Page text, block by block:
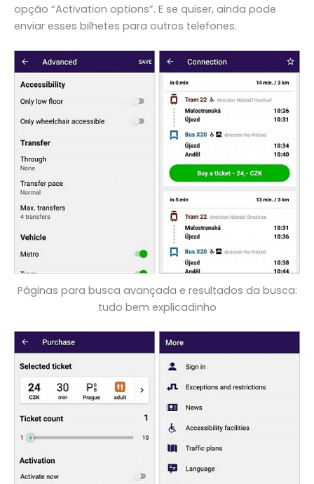
opção “Activation options”. E se quiser, ainda pode
enviar esses bilhetes para outros telefones.
Páginas para busca avançada e resultados da busca:
tudo bem explicadinho